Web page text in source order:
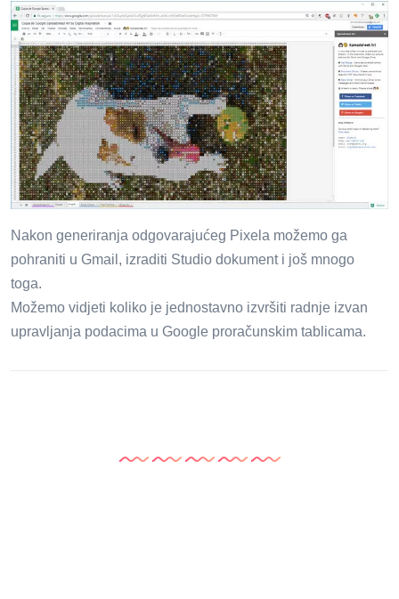
Nakon generiranja odgovarajućeg Pixela možemo ga
pohraniti u Gmail, izraditi Studio dokument i još mnogo
toga.
Možemo vidjeti koliko je jednostavno izvršiti radnje izvan
upravljanja podacima u Google proračunskim tablicama.